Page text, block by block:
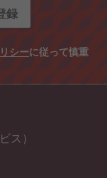
録
シーに従って慎重
ス）